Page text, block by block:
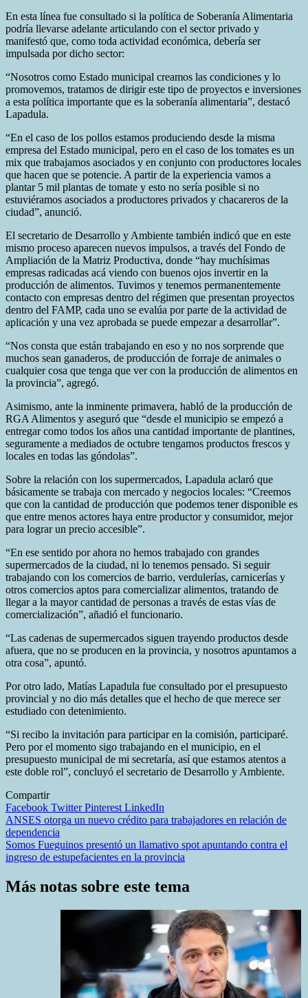
En esta línea fue consultado si la política de Soberanía Alimentaria
podría llevarse adelante articulando con el sector privado y
manifestó que, como toda actividad económica, debería ser
impulsada por dicho sector:
“Nosotros como Estado municipal creamos las condiciones y lo
promovemos, tratamos de dirigir este tipo de proyectos e inversiones
a esta política importante que es la soberanía alimentaria”, destacó
Lapadula.
“En el caso de los pollos estamos produciendo desde la misma
empresa del Estado municipal, pero en el caso de los tomates es un
mix que trabajamos asociados y en conjunto con productores locales
que hacen que se potencie. A partir de la experiencia vamos a
plantar 5 mil plantas de tomate y esto no sería posible si no
estuviéramos asociados a productores privados y chacareros de la
ciudad”, anunció.
El secretario de Desarrollo y Ambiente también indicó que en este
mismo proceso aparecen nuevos impulsos, a través del Fondo de
Ampliación de la Matriz Productiva, donde “hay muchísimas
empresas radicadas acá viendo con buenos ojos invertir en la
producción de alimentos. Tuvimos y tenemos permanentemente
contacto con empresas dentro del régimen que presentan proyectos
dentro del FAMP, cada uno se evalúa por parte de la actividad de
aplicación y una vez aprobada se puede empezar a desarrollar”.
“Nos consta que están trabajando en eso y no nos sorprende que
muchos sean ganaderos, de producción de forraje de animales o
cualquier cosa que tenga que ver con la producción de alimentos en
la provincia”, agregó.
Asimismo, ante la inminente primavera, habló de la producción de
RGA Alimentos y aseguró que “desde el municipio se empezó a
entregar como todos los años una cantidad importante de plantines,
seguramente a mediados de octubre tengamos productos frescos y
locales en todas las góndolas”.
Sobre la relación con los supermercados, Lapadula aclaró que
básicamente se trabaja con mercado y negocios locales: “Creemos
que con la cantidad de producción que podemos tener disponible es
que entre menos actores haya entre productor y consumidor, mejor
para lograr un precio accesible”.
“En ese sentido por ahora no hemos trabajado con grandes
supermercados de la ciudad, ni lo tenemos pensado. Si seguir
trabajando con los comercios de barrio, verdulerías, carnicerías y
otros comercios aptos para comercializar alimentos, tratando de
llegar a la mayor cantidad de personas a través de estas vías de
comercialización”, añadió el funcionario.
“Las cadenas de supermercados siguen trayendo productos desde
afuera, que no se producen en la provincia, y nosotros apuntamos a
otra cosa”, apuntó.
Por otro lado, Matías Lapadula fue consultado por el presupuesto
provincial y no dio más detalles que el hecho de que merece ser
estudiado con detenimiento.
“Si recibo la invitación para participar en la comisión, participaré.
Pero por el momento sigo trabajando en el municipio, en el
presupuesto municipal de mi secretaría, así que estamos atentos a
este doble rol”, concluyó el secretario de Desarrollo y Ambiente.
Compartir
Facebook TwitterPinterest LinkedIn
Navegación
de
entradas
ANSES otorga un nuevo crédito para trabajadores en relación de
dependencia
Somos Fueguinos presentó un llamativo spot apuntando contra el
ingreso de estupefacientes en la provincia
Más notas sobre este tema